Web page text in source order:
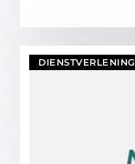
DIENSTVERLENING